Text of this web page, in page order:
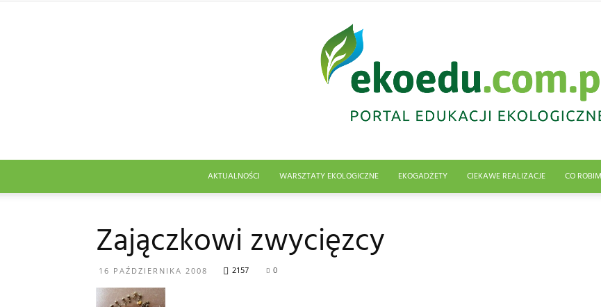
AKTUALNOŚCI WARSZTATY EKOLOGICZNE EKOGADŻETY CIEKAWE REALIZACJE CO
Zajączkowi zwycięzcy
16 PAŹDZIERNIKA 2008 2157 0